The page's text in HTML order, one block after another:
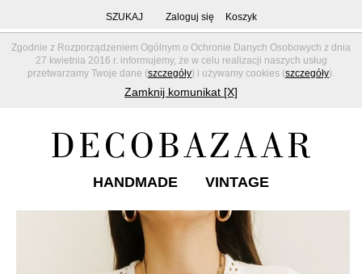
Zgodnie z Rozporządzeniem Ogólnym o Ochronie Danych Osobowych z dnia
27 kwietnia 2016 r. informujemy, że w celu realizacji naszych usług
przetwarzamy Twoje dane (szczegóły) i używamy cookies (szczegóły).
Zamknij komunikat [X]
SZUKAJ Zaloguj się Koszyk
HANDMADE VINTAGE